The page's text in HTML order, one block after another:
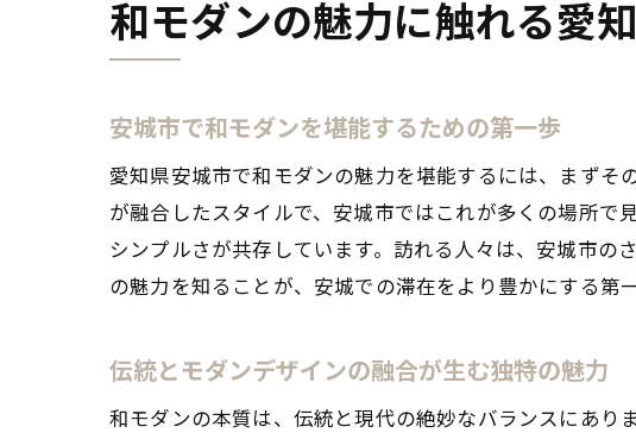
安城市
伝
地
訪
建
安
和モダンの魅力に触れる愛
安城市で和モダンを堪能するための第一歩
愛知県安城市で和モダンの魅力を堪能するには、まず
が融合したスタイルで、安城市ではこれが多くの場所
シンプルさが共存しています。訪れる人々は、安城市
の魅力を知ることが、安城での滞在をより豊かにする第
伝統とモダンデザインの融合が生む独特の魅力
和モダンの本質は、伝統と現代の絶妙なバランスにあ